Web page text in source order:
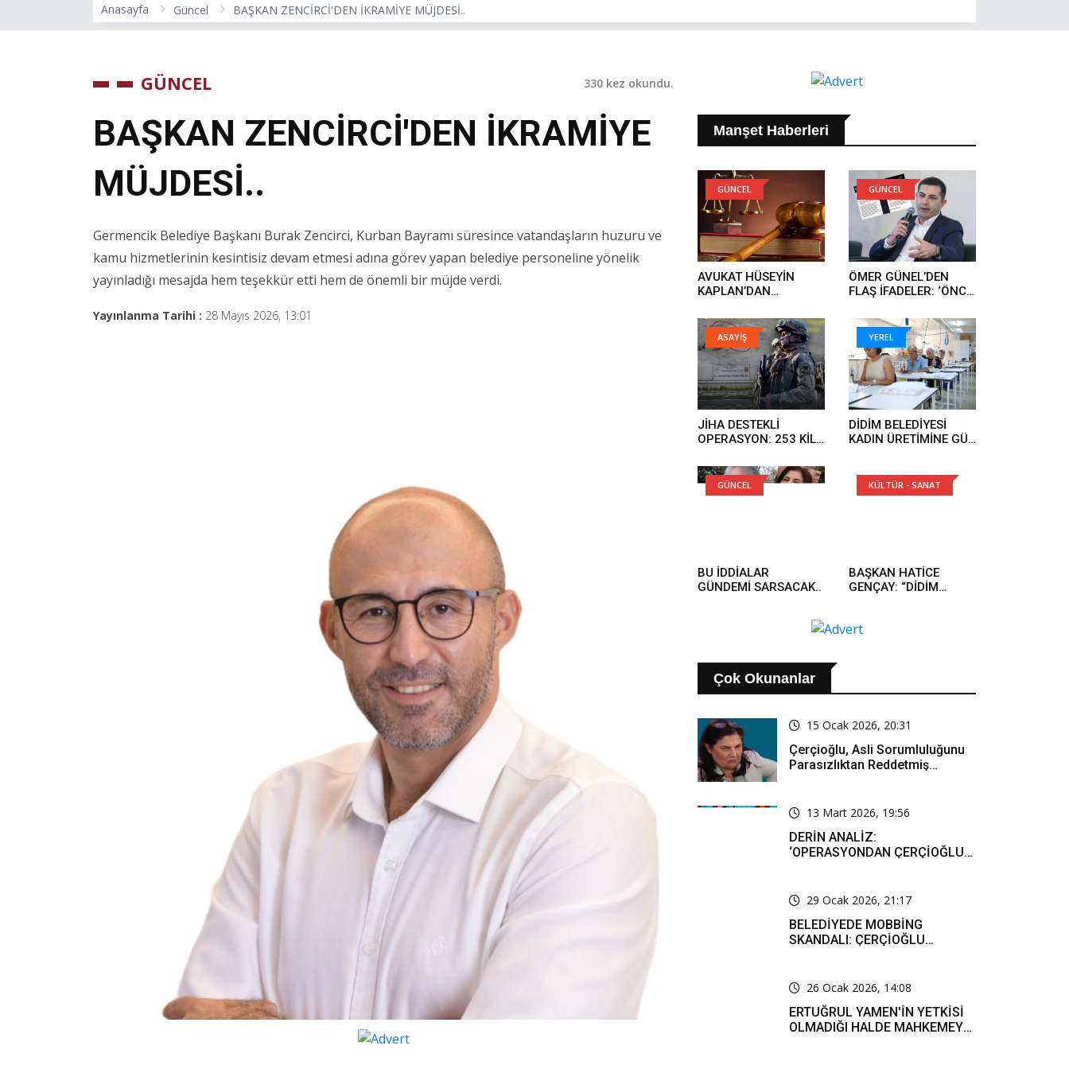
Anasayfa Güncel BAŞKAN ZENCİRCİ'DEN İKRAMİYE MÜJDESİ..
GÜNCEL 330 kez okundu.
BAŞKAN ZENCİRCİ'DEN İKRAMİYE
MÜJDESİ..
Germencik Belediye Başkanı Burak Zencirci, Kurban Bayramı süresince vatandaşların huzuru ve
kamu hizmetlerinin kesintisiz devam etmesi adına görev yapan belediye personeline yönelik
yayınladığı mesajda hem teşekkür etti hem de önemli bir müjde verdi.
Yayınlanma Tarihi : 28 Mayıs 2026, 13:01
Manşet Haberleri
GÜNCEL
AVUKAT HÜSEYİN
KAPLAN’DAN
‘HUKUKSUZ ARAMA
YAPILDI VE ÖMER
GÜNEL’İN DAVA
DOSYALARINA EL
KONULDU’..
GÜNCEL
ÖMER GÜNEL’DEN
FLAŞ İFADELER: ‘ÖNCE
ARDINDAN İFTİRA
İFADELERİ GELDİ’..
ASAYİŞ
JİHA DESTEKLİ
OPERASYON: 253 KİLO
YEREL
DİDİM BELEDİYESİ
KADIN ÜRETİMİNE GÜÇ
GÜNCEL
BU İDDİALAR
GÜNDEMİ SARSACAK..
KÜLTÜR - SANAT
BAŞKAN HATİCE
GENÇAY: “DİDİM
Çok Okunanlar
15 Ocak 2026, 20:31
Çerçioğlu, Asli Sorumluluğunu
Parasızlıktan Reddetmiş…
13 Mart 2026, 19:56
DERİN ANALİZ:
‘OPERASYONDAN ÇERÇİOĞLU
MUCİZE’
29 Ocak 2026, 21:17
BELEDİYEDE MOBBİNG
SKANDALI: ÇERÇİOĞLU
26 Ocak 2026, 14:08
ERTUĞRUL YAMEN'İN YETKİSİ
OLMADIĞI HALDE MAHKEMEYE